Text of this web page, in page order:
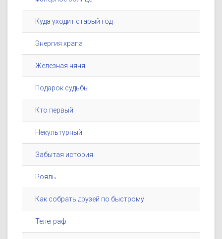
Куда уходит старый год
Энергия храпа
Железная няня
Подарок судьбы
Кто первый
Некультурный
Забытая история
Рояль
Как собрать друзей по быстрому
Телеграф